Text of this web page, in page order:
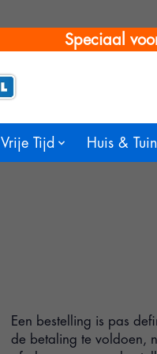
Speciaal
Vrije Tijd Huis & Tuin
Een bestelling is pas
de betaling te voldoen,